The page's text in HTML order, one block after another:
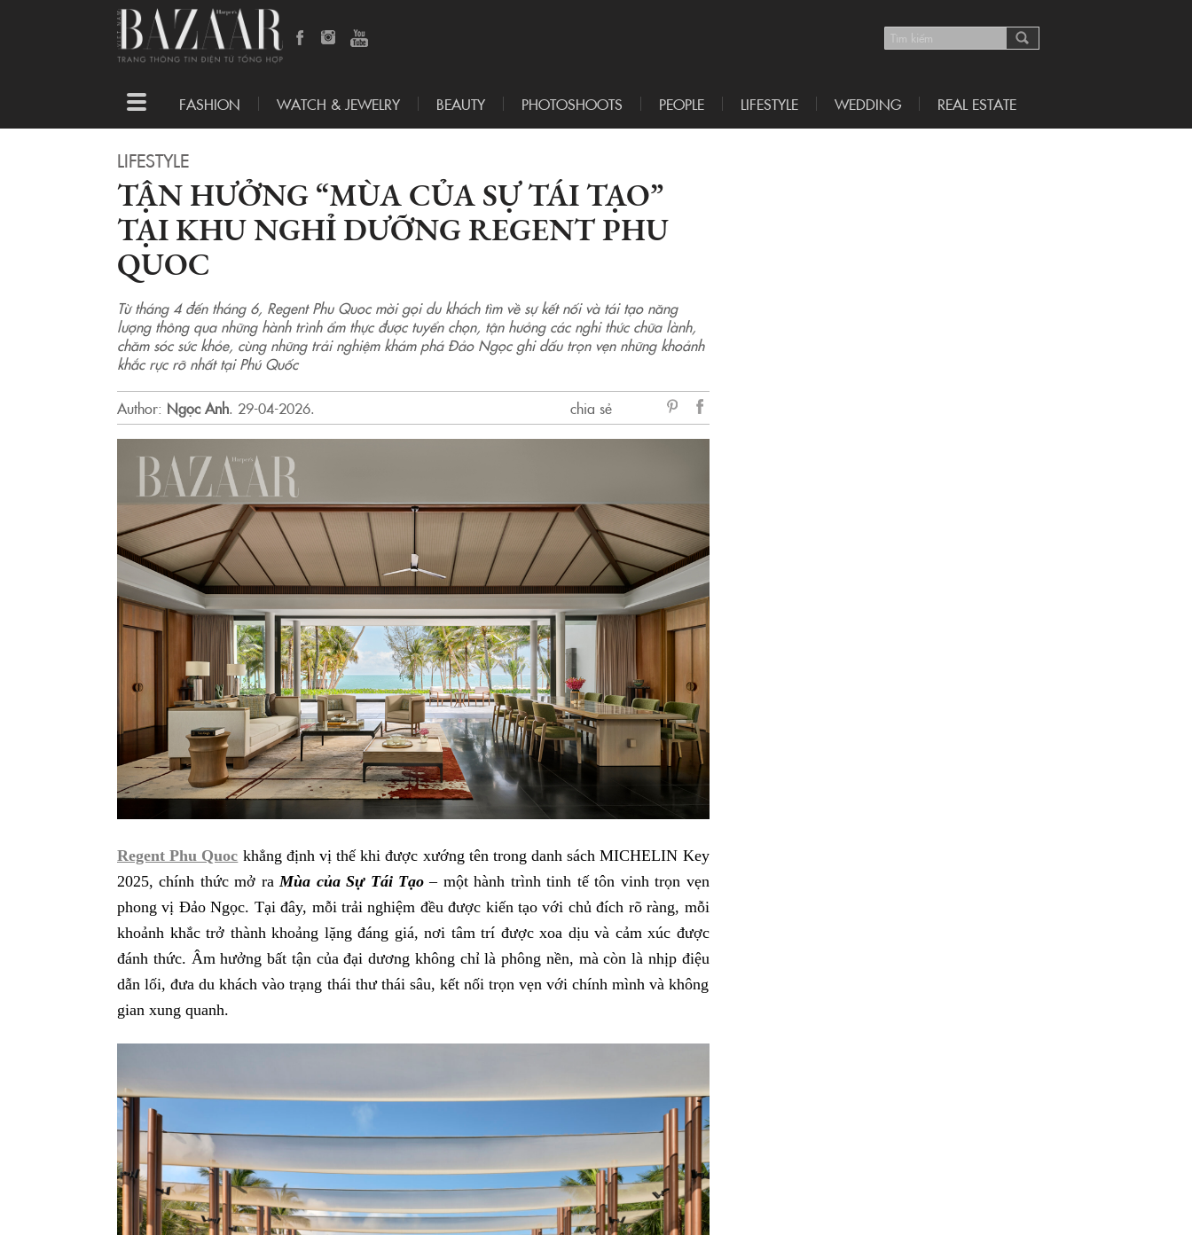
Toggle
navigation
FASHION WATCH & JEWELRY BEAUTY PHOTOSHOOTS PEOPLE LIFESTYLE WEDDING REAL ESTATE
LIFESTYLE
TẬN HƯỞNG “MÙA CỦA SỰ TÁI TẠO”
TẠI KHU NGHỈ DƯỠNG REGENT PHU
QUOC
Từ tháng 4 đến tháng 6, Regent Phu Quoc mời gọi du khách tìm về sự kết nối và tái tạo năng
lượng thông qua những hành trình ẩm thực được tuyển chọn, tận hưởng các nghi thức chữa lành,
chăm sóc sức khỏe, cùng những trải nghiệm khám phá Đảo Ngọc ghi dấu trọn vẹn những khoảnh
khắc rực rỡ nhất tại Phú Quốc
Author: Ngọc Anh. 29-04-2026.
chia sẻ
Regent Phu Quoc khẳng định vị thế khi được xướng tên trong danh sách MICHELIN Key
2025, chính thức mở raMùa của Sự Tái Tạo – một hành trình tinh tế tôn vinh trọn vẹn
phong vị Đảo Ngọc. Tại đây, mỗi trải nghiệm đều được kiến tạo với chủ đích rõ ràng, mỗi
khoảnh khắc trở thành khoảng lặng đáng giá, nơi tâm trí được xoa dịu và cảm xúc được
đánh thức. Âm hưởng bất tận của đại dương không chỉ là phông nền, mà còn là nhịp điệu
dẫn lối, đưa du khách vào trạng thái thư thái sâu, kết nối trọn vẹn với chính mình và không
gian xung quanh.